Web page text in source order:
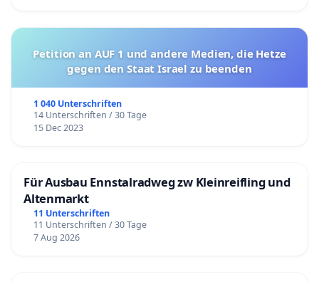
Petition an AUF 1 und andere Medien, die Hetze
gegen den Staat Israel zu beenden
1 040 Unterschriften
14 Unterschriften / 30 Tage
15 Dec 2023
Für Ausbau Ennstalradweg zw Kleinreifling und
Altenmarkt
11 Unterschriften
11 Unterschriften / 30 Tage
7 Aug 2026